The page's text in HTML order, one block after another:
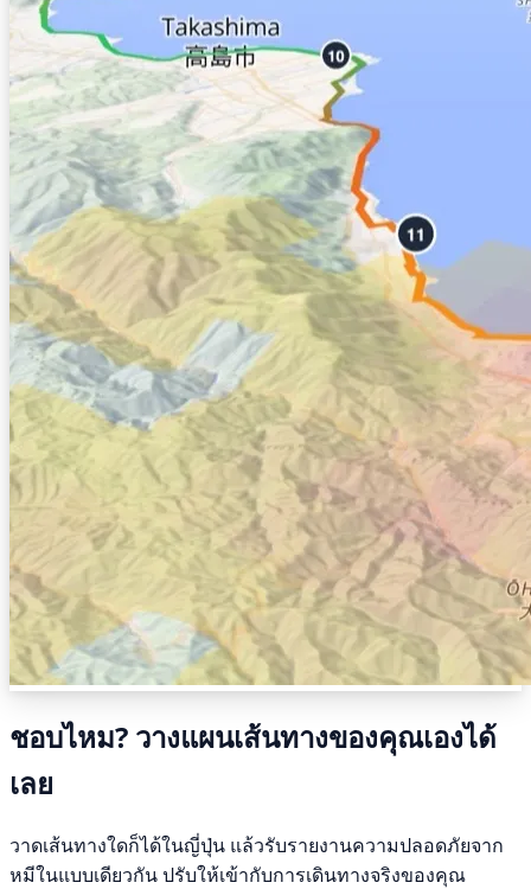
ชอบไหม? วางแผนเส้นทางของคุณเองได้
เลย
วาดเส้นทางใดก็ได้ในญี่ปุ่น แล้วรับรายงานความปลอดภัยจาก
หมีในแบบเดียวกัน ปรับให้เข้ากับการเดินทางจริงของคุณ